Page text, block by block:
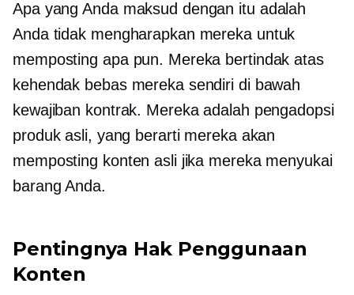
Apa yang Anda maksud dengan itu adalah
Anda tidak mengharapkan mereka untuk
memposting apa pun. Mereka bertindak atas
kehendak bebas mereka sendiri di bawah
kewajiban kontrak. Mereka adalah pengadopsi
produk asli, yang berarti mereka akan
memposting konten asli jika mereka menyukai
barang Anda.
Pentingnya Hak Penggunaan
Konten